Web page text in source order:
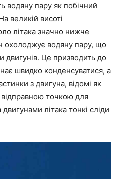
водяну пару як побічний
великій висоті
літака значно нижче
охолоджує водяну пару, що
двигунів. Це призводить до
швидко конденсуватися, а
з двигуна, відомі як
відправною точкою для
літака тонкі сліди